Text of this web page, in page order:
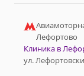
Лефортово
Клиника в
ул.